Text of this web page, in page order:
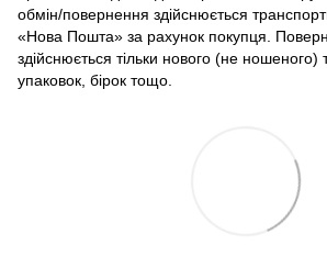
обмін/повернення здійснюється
«Нова Пошта» за рахунок покупця.
здійснюється тільки нового (не ношеного)
упаковок, бірок тощо.